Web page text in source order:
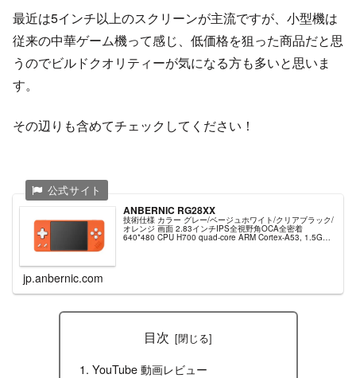
最近は5インチ以上のスクリーンが主流ですが、小型機は
従来の中華ゲーム機って感じ、低価格を狙った商品だと思
うのでビルドクオリティーが気になる方も多いと思いま
す。
その辺りも含めてチェックしてください！
ANBERNIC RG28XX
技術仕様 カラー グレー/ベージュホワイト/クリアブラック/
オレンジ 画面 2.83インチIPS全視野角OCA全密着
640*480 CPU H700 quad-core ARM Cortex-A53, 1.5GHz
jp.anbernic.com
目次
YouTube 動画レビュー